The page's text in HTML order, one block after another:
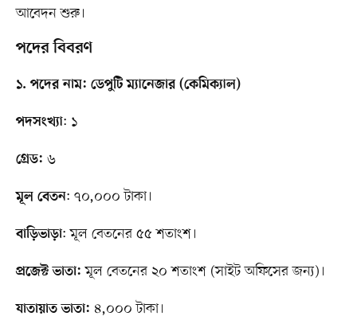
আবেদন শুরু।
পদের বিবরণ
১. পদের নাম: ডেপুটি ম্যানেজার (কেমিক্যাল)
পদসংখ্যা: ১
গ্রেড: ৬
মূল বেতন: ৭০,০০০ টাকা।
বাড়িভাড়া: মূল বেতনের ৫৫ শতাংশ।
প্রজেক্ট ভাতা: মূল বেতনের ২০ শতাংশ (সাইট অফিসের জন্য)।
যাতায়াত ভাতা: ৪,০০০ টাকা।